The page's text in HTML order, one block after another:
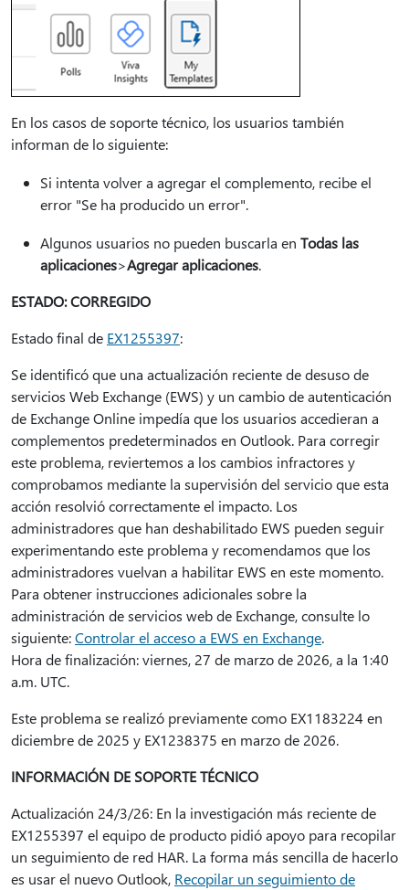
En los casos de soporte técnico, los usuarios también
informan de lo siguiente:
Si intenta volver a agregar el complemento, recibe el
error "Se ha producido un error".
Algunos usuarios no pueden buscarla en Todas las
aplicaciones>Agregar aplicaciones.
ESTADO: CORREGIDO
Estado final de EX1255397:
Se identificó que una actualización reciente de desuso de
servicios Web Exchange (EWS) y un cambio de autenticación
de Exchange Online impedía que los usuarios accedieran a
complementos predeterminados en Outlook. Para corregir
este problema, reviertemos a los cambios infractores y
comprobamos mediante la supervisión del servicio que esta
acción resolvió correctamente el impacto. Los
administradores que han deshabilitado EWS pueden seguir
experimentando este problema y recomendamos que los
administradores vuelvan a habilitar EWS en este momento.
Para obtener instrucciones adicionales sobre la
administración de servicios web de Exchange, consulte lo
siguiente:Controlar el acceso a EWS en Exchange.
Hora de finalización: viernes, 27 de marzo de 2026, a la 1:40
a.m. UTC.
Este problema se realizó previamente como EX1183224 en
diciembre de 2025 y EX1238375 en marzo de 2026.
INFORMACIÓN DE SOPORTE TÉCNICO
Actualización 24/3/26: En la investigación más reciente de
EX1255397 el equipo de producto pidió apoyo para recopilar
un seguimiento de red HAR. La forma más sencilla de hacerlo
es usar el nuevo Outlook, Recopilar un seguimiento de